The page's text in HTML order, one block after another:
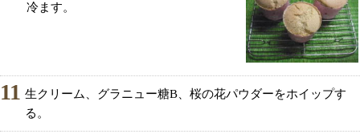
冷ます。
11 生クリーム、グラニュー糖B、桜の花パウダーをホイップす
る。